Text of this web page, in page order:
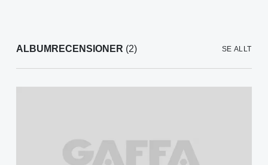
ALBUMRECENSIONER (2) SE ALLT